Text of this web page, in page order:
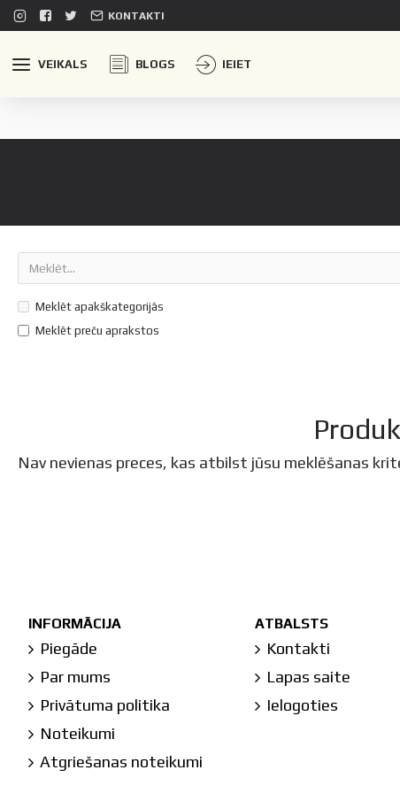
KONTAKTI
VEIKALS BLOGS IEIET
Meklēt apakškategorijās
Meklēt preču aprakstos
Nav nevienas preces, kas atbilst jūsu meklēšanas
INFORMĀCIJA
Piegāde
Par mums
Privātuma politika
Noteikumi
Atgriešanas noteikumi
ATBALSTS
Kontakti
Lapas saite
Ielogoties